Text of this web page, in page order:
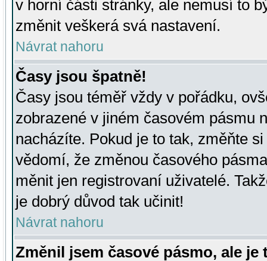
v horní části stránky, ale nemusí to
změnit veškerá svá nastavení.
Návrat nahoru
Časy jsou špatně!
Časy jsou téměř vždy v pořádku,
zobrazené v jiném časovém pásmu
nacházíte. Pokud je to tak, změňte
vědomí, že změnou časového
měnit jen registrovaní uživatelé.
je dobrý důvod tak učinit!
Návrat nahoru
Změnil jsem časové pásmo, ale je